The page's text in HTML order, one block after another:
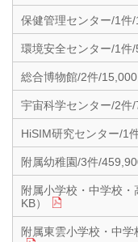
保健管理センター/1件/
環境安全センター/1件/
総合博物館/2件/15,000
宇宙科学センター/2件/
HiSIM研究センター/1
附属幼稚園/3件/
附属小学校・中学校
KB）
附属東雲小学校・中学